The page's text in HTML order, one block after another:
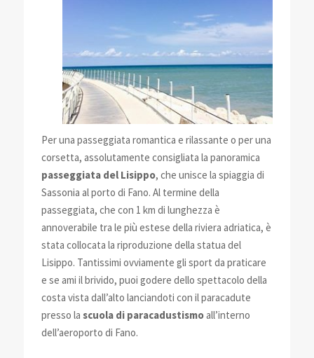
Per una passeggiata romantica e rilassante o per una
corsetta, assolutamente consigliata la panoramica
passeggiata del Lisippo, che unisce la spiaggia di
Sassonia al porto di Fano. Al termine della
passeggiata, che con 1 km di lunghezza è
annoverabile tra le più estese della riviera adriatica, è
stata collocata la riproduzione della statua del
Lisippo. Tantissimi ovviamente gli sport da praticare
e se ami il brivido, puoi godere dello spettacolo della
costa vista dall’alto lanciandoti con il paracadute
presso la scuola di paracadustismoall’interno
dell’aeroporto di Fano.